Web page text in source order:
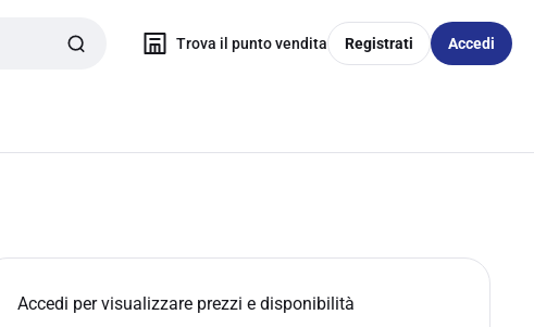
Trova il punto vendita Registrati Accedi
Accedi per visualizzare prezzi e disponibilità